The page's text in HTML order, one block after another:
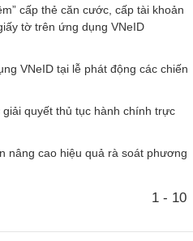
cấp thẻ căn cước, cấp tài khoản
tờ trên ứng dụng VNeID
VNeID tại lễ phát động các chiến
quyết thủ tục hành chính trực
nâng cao hiệu quả rà soát phương
1 - 10